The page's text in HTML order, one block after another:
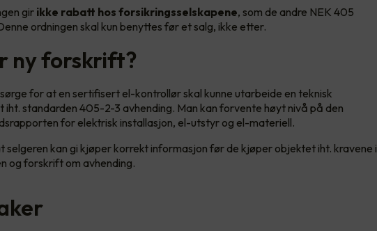
gir ikke rabatt hos forsikringsselskapene, som de andre NEK 405
ordningen skal kun benyttes før et salg, ikke etter.
ny forskrift?
for at en sertifisert el-kontrollør skal kunne utarbeide en teknisk
iht. standarden 405-2-3 avhending. Man kan forvente høyt nivå på den
for elektrisk installasjon, el-utstyr og el-materiell.
selgeren kan gi kjøper korrekt informasjon før de kjøper objektet iht. kravene i
og forskrift om avhending.